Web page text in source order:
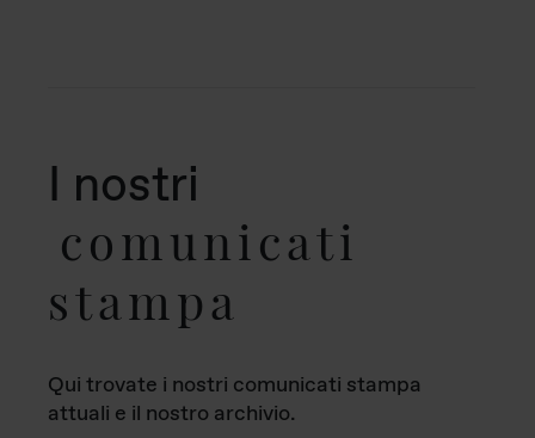
I nostri
comunicati
stampa
Qui trovate i nostri comunicati stampa
attuali e il nostro archivio.